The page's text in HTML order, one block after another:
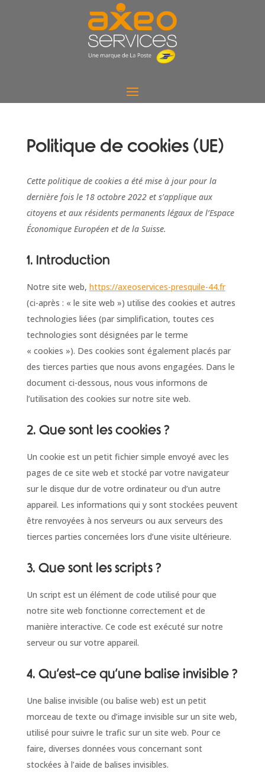
Politique de cookies (UE)
Cette politique de cookies a été mise à jour pour la
dernière fois le 18 octobre 2022 et s’applique aux
citoyens et aux résidents permanents légaux de l’Espace
Économique Européen et de la Suisse.
1. Introduction
Notre site web, https://axeoservices-presquile-44.fr
(ci-après : « le site web ») utilise des cookies et autres
technologies liées (par simplification, toutes ces
technologies sont désignées par le terme
« cookies »). Des cookies sont également placés par
des tierces parties que nous avons engagées. Dans le
document ci-dessous, nous vous informons de
l’utilisation des cookies sur notre site web.
2. Que sont les cookies ?
Un cookie est un petit fichier simple envoyé avec les
pages de ce site web et stocké par votre navigateur
sur le disque dur de votre ordinateur ou d’un autre
appareil. Les informations qui y sont stockées peuvent
être renvoyées à nos serveurs ou aux serveurs des
tierces parties concernées lors d’une visite ultérieure.
3. Que sont les scripts ?
Un script est un élément de code utilisé pour que
notre site web fonctionne correctement et de
manière interactive. Ce code est exécuté sur notre
serveur ou sur votre appareil.
4. Qu’est-ce qu’une balise invisible ?
Une balise invisible (ou balise web) est un petit
morceau de texte ou d’image invisible sur un site web,
utilisé pour suivre le trafic sur un site web. Pour ce
faire, diverses données vous concernant sont
stockées à l’aide de balises invisibles.